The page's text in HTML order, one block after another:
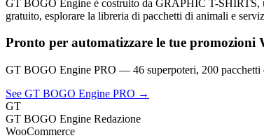
GT BOGO Engine è costruito da GRAPHIC T-SHIRTS,
gratuito, esplorare la libreria di pacchetti di animali e
Pronto per automatizzare le tue promozioni
GT BOGO Engine PRO — 46 superpoteri, 200 pacchetti
See GT BOGO Engine PRO →
GT
GT BOGO Engine Redazione
WooCommerce